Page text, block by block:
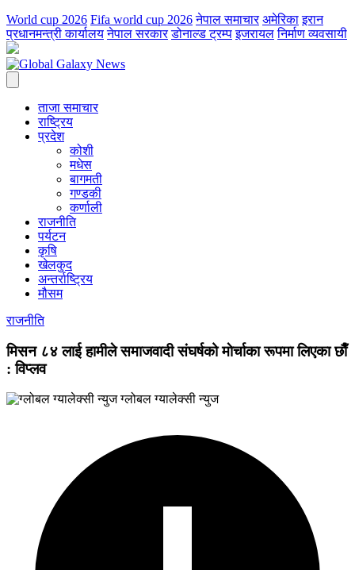
World cup 2026 Fifa world cup 2026 नेपाल समाचार अमेरिका इरान
प्रधानमन्त्री कार्यालय नेपाल सरकार डोनाल्ड ट्रम्प इजरायल निर्माण व्यवसायी
ताजा समाचार
राष्ट्रिय
प्रदेश
कोशी
मधेस
बागमती
गण्डकी
कर्णाली
राजनीति
पर्यटन
कृषि
खेलकुद
अन्तर्राष्ट्रिय
मौसम
राजनीति
मिसन ८४ लाई हामीले समाजवादी संघर्षको माेर्चाका रूपमा लिएका छाैँ
: विप्लव
ग्लोबल ग्यालेक्सी न्युज